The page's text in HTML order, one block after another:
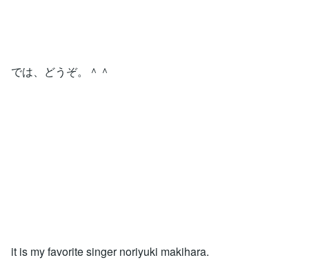
では、どうぞ。＾＾
it is my favorite singer noriyuki makihara.